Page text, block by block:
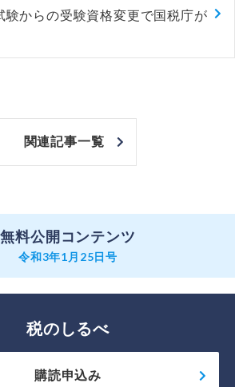
験からの受験資格変更で国税庁が
関連記事一覧
無料公開コンテンツ
令和3年1月25日号
税のしるべ
購読申込み